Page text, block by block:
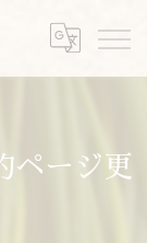
ページ更